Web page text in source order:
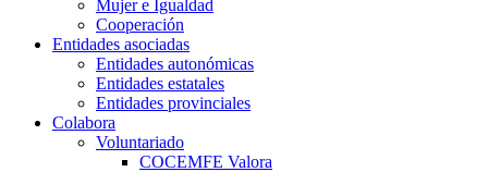
Mujer e Igualdad
Cooperación
Entidades asociadas
Entidades autonómicas
Entidades estatales
Entidades provinciales
Colabora
Voluntariado
COCEMFE Valora